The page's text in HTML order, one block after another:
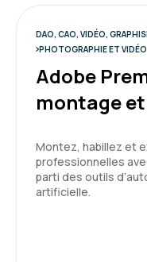
DAO, CAO, VIDÉO,
PHOTOGRAPHIE ET VIDÉO
Adobe
montage
Montez, habillez et
professionnelles
parti des outils
artificielle.